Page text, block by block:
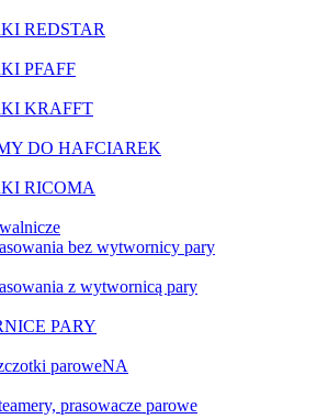
REDSTAR
PFAFF
KRAFFT
DO HAFCIAREK
RICOMA
bez wytwornicy pary
z wytwornicą pary
PARY
paroweNA
prasowacze parowe